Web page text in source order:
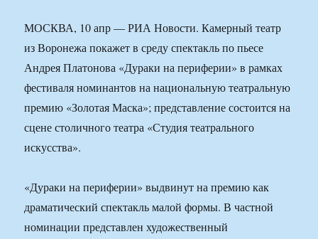
МОСКВА, 10 апр — РИА Новости. Камерный театр
из Воронежа покажет в среду спектакль по пьесе
Андрея Платонова «Дураки на периферии» в рамках
фестиваля номинантов на национальную театральную
премию «Золотая Маска»; представление состоится на
сцене столичного театра «Студия театрального
искусства».
«Дураки на периферии» выдвинут на премию как
драматический спектакль малой формы. В частной
номинации представлен художественный